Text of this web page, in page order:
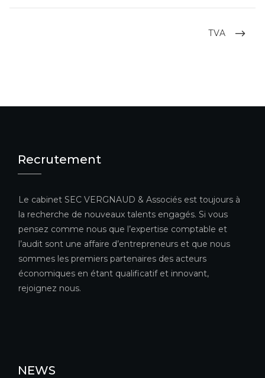
NEXT
TVA
Recrutement
Le cabinet SEC VERGNAUD & Associés est toujours à
la recherche de nouveaux talents engagés. Si vous
pensez comme nous que l’expertise comptable et
l’audit sont une affaire d’entrepreneurs et que nous
sommes les premiers partenaires des acteurs
économiques en étant qualificatif et innovant,
rejoignez nous.
NEWS